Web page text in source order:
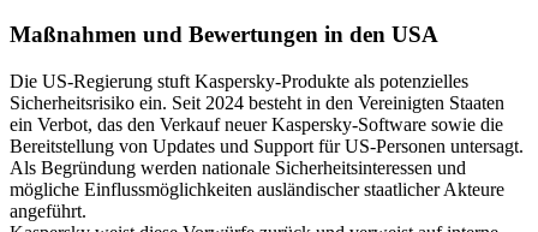
Maßnahmen und Bewertungen in den USA
Die US-Regierung stuft Kaspersky-Produkte als potenzielles
Sicherheitsrisiko ein. Seit 2024 besteht in den Vereinigten Staaten
ein Verbot, das den Verkauf neuer Kaspersky-Software sowie die
Bereitstellung von Updates und Support für US-Personen untersagt.
Als Begründung werden nationale Sicherheitsinteressen und
mögliche Einflussmöglichkeiten ausländischer staatlicher Akteure
angeführt.